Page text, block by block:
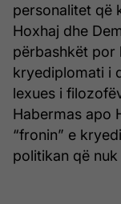
personalitet që
Hoxhaj dhe
përbashkët por
kryediplomati i
lexues i
Habermas apo
“fronin” e
politikan që